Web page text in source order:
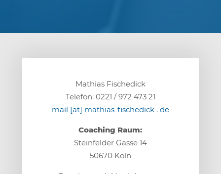
Mathias Fischedick
Telefon: 0221 / 972 473 21
mail [at] mathias-fischedick . de
Coaching Raum:
Steinfelder Gasse 14
50670 Köln